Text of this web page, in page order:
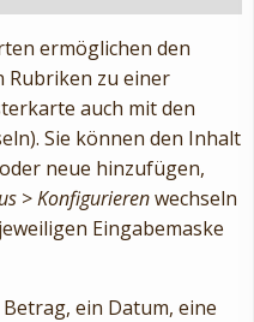
ermöglichen den
Rubriken zu einer
auch mit den
Sie können den Inhalt
neue hinzufügen,
>Konfigurierenwechseln
Eingabemaske
ein Datum, eine